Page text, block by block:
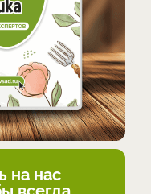
на нас
всегда